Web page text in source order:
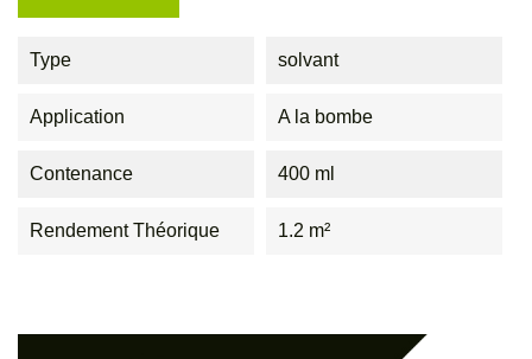
Type solvant
Application A la bombe
Contenance 400 ml
Rendement Théorique 1.2 m²